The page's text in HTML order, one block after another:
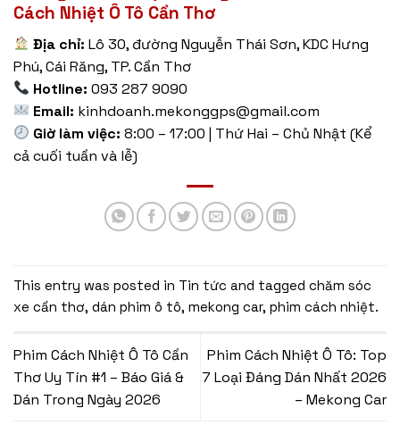
Cách Nhiệt Ô Tô Cần Thơ
Địa chỉ: Lô 30, đường Nguyễn Thái Sơn, KDC Hưng
Phú, Cái Răng, TP. Cần Thơ
Hotline: 093 287 9090
Email: kinhdoanh.mekonggps@gmail.com
Giờ làm việc: 8:00 – 17:00 | Thứ Hai – Chủ Nhật (Kể
cả cuối tuần và lễ)
This entry was posted in Tin tức and tagged chăm sóc
xe cần thơ, dán phim ô tô, mekong car, phim cách nhiệt.
Phim Cách Nhiệt Ô Tô Cần
Thơ Uy Tín #1 – Báo Giá &
Dán Trong Ngày 2026
Phim Cách Nhiệt Ô Tô: Top
7 Loại Đáng Dán Nhất 2026
– Mekong Car